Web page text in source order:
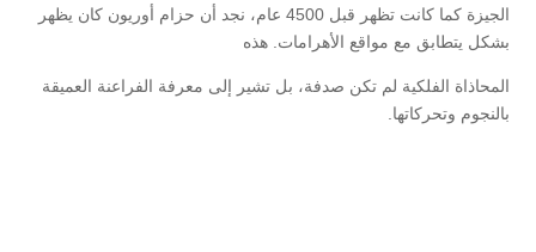
الجيزة كما كانت تظهر قبل 4500 عام، نجد أن حزام أوريون كان يظهر
بشكل يتطابق مع مواقع الأهرامات. هذه
المحاذاة الفلكية لم تكن صدفة، بل تشير إلى معرفة الفراعنة العميقة
بالنجوم وتحركاتها.